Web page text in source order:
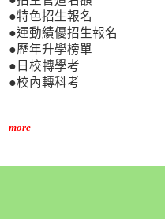
●特色招生報名
●運動績優招生報名
●歷年升學榜單
●日校轉學考
●校內轉科考
more